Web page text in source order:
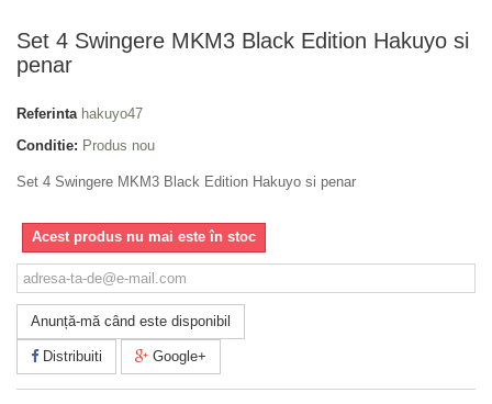
Set 4 Swingere MKM3 Black Edition Hakuyo si
penar
Referinta hakuyo47
Conditie: Produs nou
Set 4 Swingere MKM3 Black Edition Hakuyo si penar
Acest produs nu mai este în stoc
Anunță-mă când este disponibil
Distribuiti Google+